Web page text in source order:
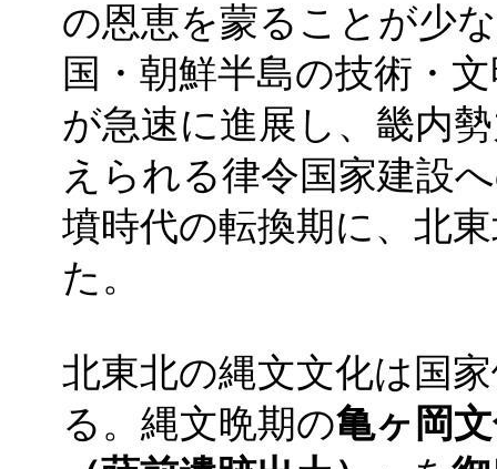
の恩恵を蒙ることが少
国・朝鮮半島の技術・
が急速に進展し、畿内
えられる律令国家建設
墳時代の転換期に、北
た。
北東北の縄文文化は国
る。縄文晩期の亀ヶ岡